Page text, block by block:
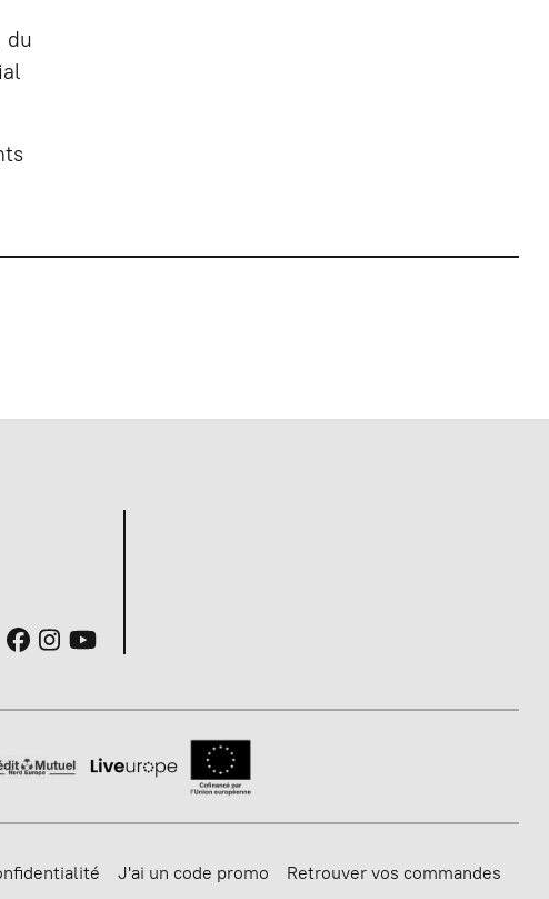
du
J'ai un code promo Retrouver vos commandes